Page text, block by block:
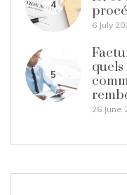
4
6 July
5
26 June